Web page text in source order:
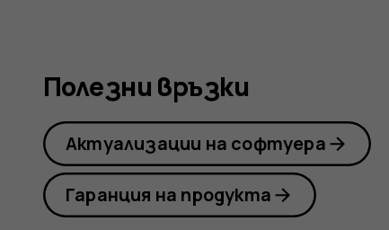
4G
Полезни връзки
Актуализации на софтуера
Гаранция на продукта